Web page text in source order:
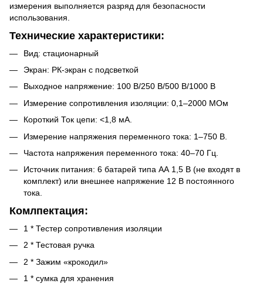
измерения выполняется разряд для безопасности
использования.
Технические характеристики:
Вид: стационарный
Экран: РК-экран с подсветкой
Выходное напряжение: 100 В/250 В/500 В/1000 В
Измерение сопротивления изоляции: 0,1–2000 МОм
Короткий Ток цепи: <1,8 мА.
Измерение напряжения переменного тока: 1–750 В.
Частота напряжения переменного тока: 40–70 Гц.
Источник питания: 6 батарей типа АА 1,5 В (не входят в
комплект) или внешнее напряжение 12 В постоянного
тока.
Комлпектация:
1 * Тестер сопротивления изоляции
2 * Тестовая ручка
2 * Зажим «крокодил»
1 * сумка для хранения